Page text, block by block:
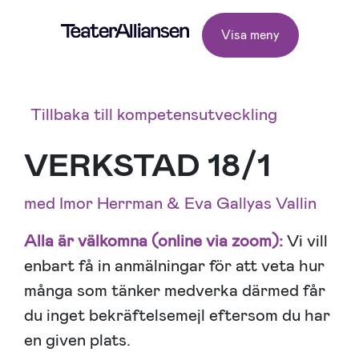
Visa meny
Tillbaka till kompetensutveckling
VERKSTAD 18/1
med Imor Herrman & Eva Gallyas Vallin
Alla är välkomna (online via zoom):Vi vill
enbart få in anmälningar för att veta hur
många som tänker medverka därmed får
du inget bekräftelsemejl eftersom du har
en given plats.